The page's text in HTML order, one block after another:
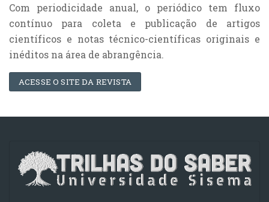
Com periodicidade anual, o periódico tem fluxo
contínuo para coleta e publicação de artigos
científicos e notas técnico-científicas originais e
inéditos na área de abrangência.
ACESSE O SITE DA REVISTA